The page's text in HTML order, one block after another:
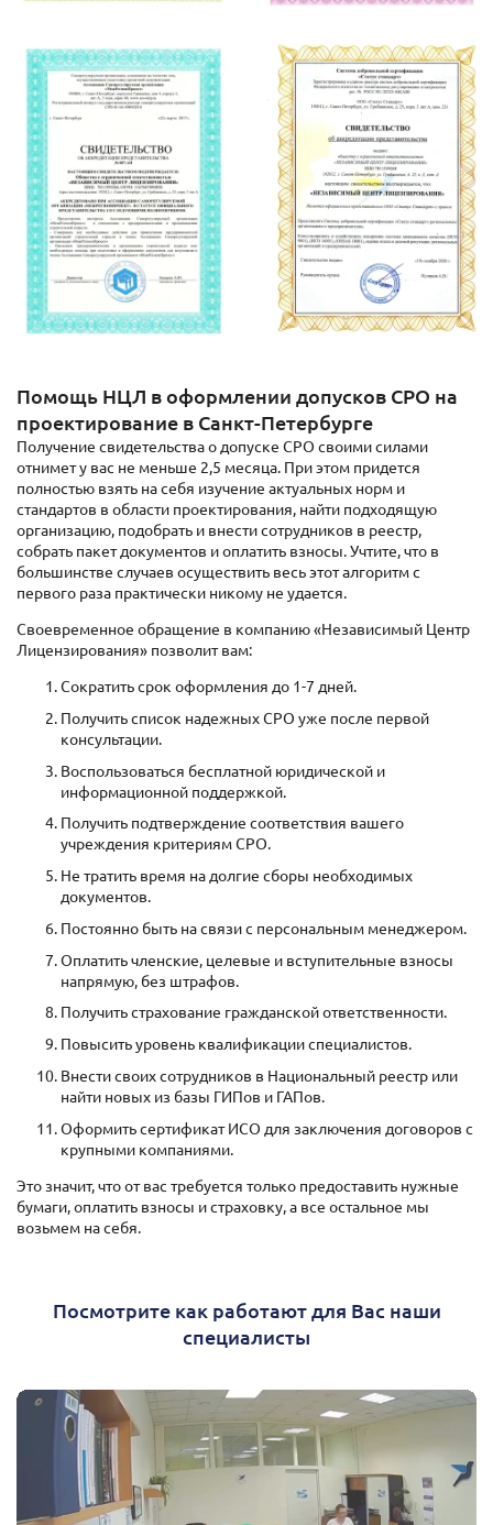
Помощь НЦЛ в оформлении допусков СРО на
проектирование в Санкт-Петербурге
Получение свидетельства о допуске СРО своими силами
отнимет у вас не меньше 2,5 месяца. При этом придется
полностью взять на себя изучение актуальных норм и
стандартов в области проектирования, найти подходящую
организацию, подобрать и внести сотрудников в реестр,
собрать пакет документов и оплатить взносы. Учтите, что в
большинстве случаев осуществить весь этот алгоритм с
первого раза практически никому не удается.
Своевременное обращение в компанию «Независимый Центр
Лицензирования» позволит вам:
Сократить срок оформления до 1-7 дней.
Получить список надежных СРО уже после первой
консультации.
Воспользоваться бесплатной юридической и
информационной поддержкой.
Получить подтверждение соответствия вашего
учреждения критериям СРО.
Не тратить время на долгие сборы необходимых
документов.
Постоянно быть на связи с персональным менеджером.
Оплатить членские, целевые и вступительные взносы
напрямую, без штрафов.
Получить страхование гражданской ответственности.
Повысить уровень квалификации специалистов.
Внести своих сотрудников в Национальный реестр или
найти новых из базы ГИПов и ГАПов.
Оформить сертификат ИСО для заключения договоров с
крупными компаниями.
Это значит, что от вас требуется только предоставить нужные
бумаги, оплатить взносы и страховку, а все остальное мы
возьмем на себя.
Посмотрите как работают для Вас наши
специалисты